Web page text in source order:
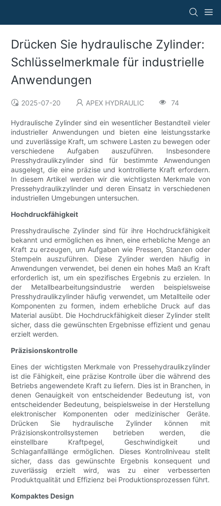
Drücken Sie hydraulische Zylinder:
Schlüsselmerkmale für industrielle
Anwendungen
2025-07-20 APEX HYDRAULIC 74
Hydraulische Zylinder sind ein wesentlicher Bestandteil vieler
industrieller Anwendungen und bieten eine leistungsstarke
und zuverlässige Kraft, um schwere Lasten zu bewegen oder
verschiedene Aufgaben auszuführen. Insbesondere
Presshydraulikzylinder sind für bestimmte Anwendungen
ausgelegt, die eine präzise und kontrollierte Kraft erfordern.
In diesem Artikel werden wir die wichtigsten Merkmale von
Pressehydraulikzylinder und deren Einsatz in verschiedenen
industriellen Umgebungen untersuchen.
Hochdruckfähigkeit
Presshydraulische Zylinder sind für ihre Hochdruckfähigkeit
bekannt und ermöglichen es ihnen, eine erhebliche Menge an
Kraft zu erzeugen, um Aufgaben wie Pressen, Stanzen oder
Stempeln auszuführen. Diese Zylinder werden häufig in
Anwendungen verwendet, bei denen ein hohes Maß an Kraft
erforderlich ist, um ein spezifisches Ergebnis zu erzielen. In
der Metallbearbeitungsindustrie werden beispielsweise
Presshydraulikzylinder häufig verwendet, um Metallteile oder
Komponenten zu formen, indem erhebliche Druck auf das
Material ausübt. Die Hochdruckfähigkeit dieser Zylinder stellt
sicher, dass die gewünschten Ergebnisse effizient und genau
erzielt werden.
Präzisionskontrolle
Eines der wichtigsten Merkmale von Pressehydraulikzylinder
ist die Fähigkeit, eine präzise Kontrolle über die während des
Betriebs angewendete Kraft zu liefern. Dies ist in Branchen, in
denen Genauigkeit von entscheidender Bedeutung ist, von
entscheidender Bedeutung, beispielsweise in der Herstellung
elektronischer Komponenten oder medizinischer Geräte.
Drücken Sie hydraulische Zylinder können mit
Präzisionskontrollsystemen betrieben werden, die
einstellbare Kraftpegel, Geschwindigkeit und
Schlaganfalllänge ermöglichen. Dieses Kontrollniveau stellt
sicher, dass das gewünschte Ergebnis konsequent und
zuverlässig erzielt wird, was zu einer verbesserten
Produktqualität und Effizienz bei Produktionsprozessen führt.
Kompaktes Design